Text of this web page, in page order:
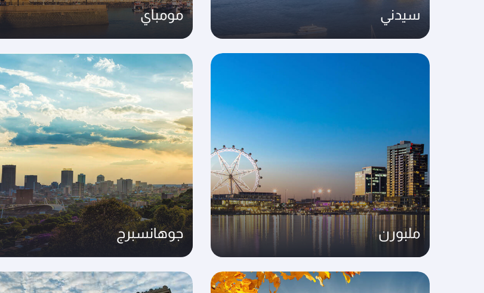
سيدني مومباي
ملبورن جوهانسبرج